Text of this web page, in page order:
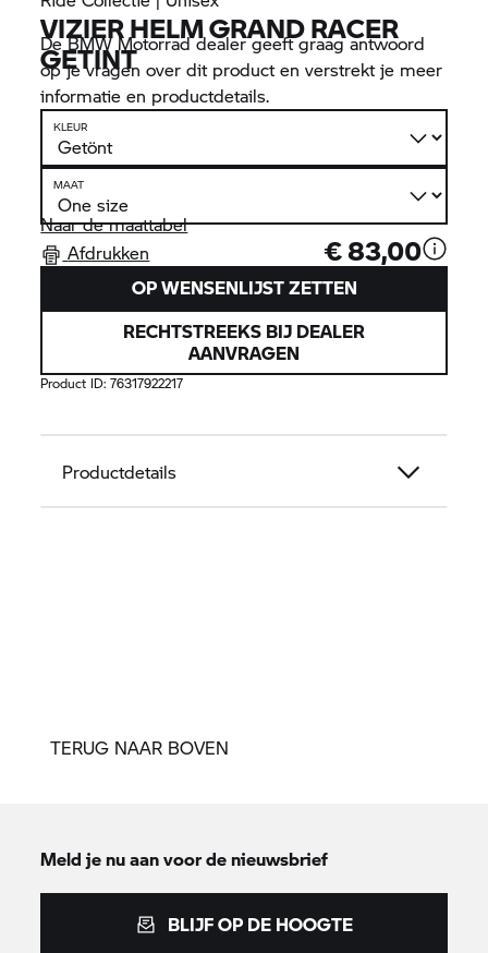
VIZIER HELM GRAND RACER
GETINT
DeBMW Motorraddealer geeft graag antwoord
op je vragen over dit product en verstrekt je meer
informatie en productdetails.
KLEUR
MAAT
Naar de maattabel
Afdrukken
€ 83,00
OP WENSENLIJST ZETTEN
RECHTSTREEKS BIJ DEALER
AANVRAGEN
Product ID:76317922217
Productdetails
TERUG NAAR BOVEN
Meld je nu aan voor de nieuwsbrief
BLIJF OP DE HOOGTE